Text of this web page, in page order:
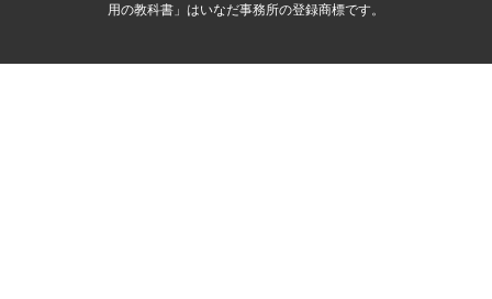
用の教科書」はいなだ事務所の登録商標です。